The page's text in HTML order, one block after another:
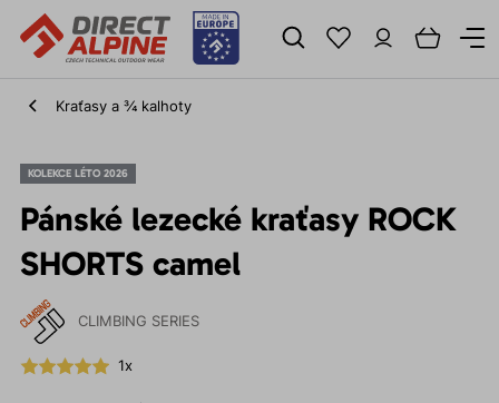
Kraťasy a ¾ kalhoty
KOLEKCE LÉTO 2026
Pánské lezecké kraťasy ROCK
SHORTS camel
CLIMBING SERIES
1x